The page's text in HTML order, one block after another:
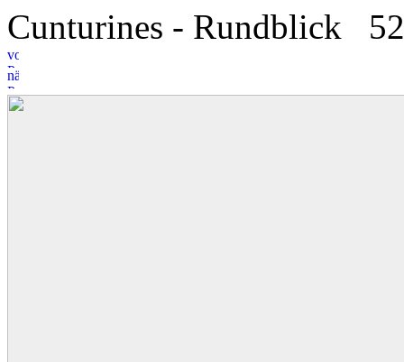
Cunturines - Rundblick 52